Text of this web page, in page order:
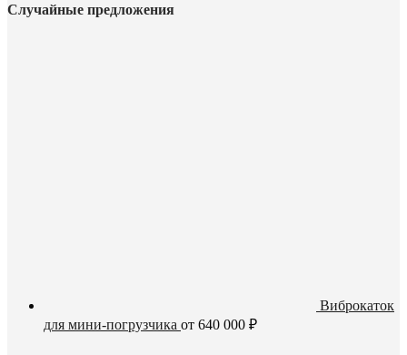
Случайные предложения
Виброкаток
для мини-погрузчика от 640 000 ₽